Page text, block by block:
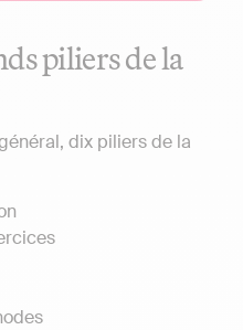
piliers de la
dix piliers de la